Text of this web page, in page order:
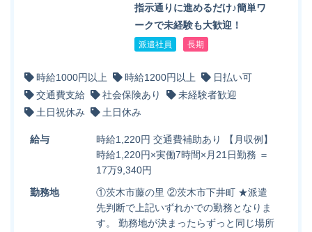
指示通りに進めるだけ♪簡単ワ
ークで未経験も大歓迎！
派遣社員 長期
時給1000円以上 時給1200円以上
日払い可
交通費支給
社会保険あり
未経験者歓迎
土日祝休み
土日休み
給与
時給1,220円 交通費補助あり 【月収例】
時給1,220円×実働7時間×月21日勤務 ＝
17万9,340円
勤務地
①茨木市藤の里 ②茨木市下井町 ★派遣
先判断で上記いずれかでの勤務となりま
す。 勤務地が決まったらずっと同じ場所